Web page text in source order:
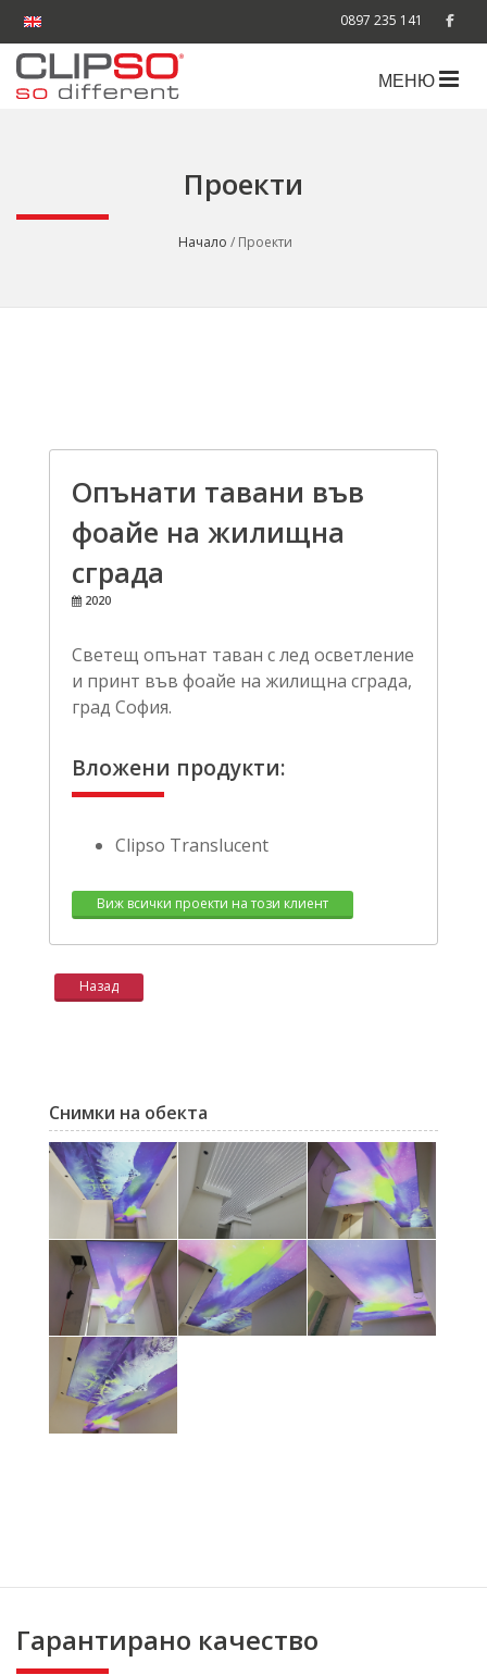
0897 235 141
МЕНЮ
Проекти
Начало / Проекти
Опънати тавани във
фоайе на жилищна
сграда
2020
Светещ опънат таван с лед осветление
и принт във фоайе на жилищна сграда,
град София.
Вложени продукти:
Clipso Translucent
Виж всички проекти на този клиент
Назад
Снимки на обекта
Гарантирано качество